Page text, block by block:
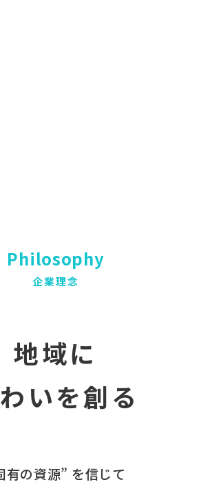
Philosophy
企業理念
地域に
いを創る
有の​資源” を​信じて